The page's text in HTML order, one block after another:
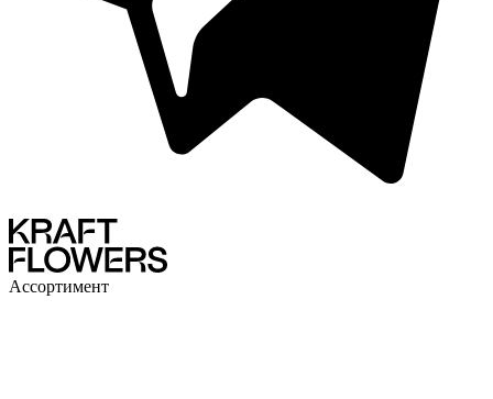
Ассортимент